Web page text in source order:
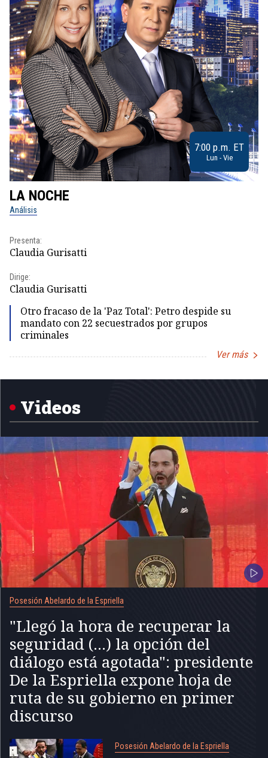
7:00 p.m. ET
Lun - Vie
LA NOCHE
Análisis
Presenta:
Claudia Gurisatti
Dirige:
Claudia Gurisatti
Otro fracaso de la 'Paz Total': Petro despide su
mandato con 22 secuestrados por grupos
criminales
Ver más
1
Videos
Posesión Abelardo de la Espriella
"Llegó la hora de recuperar la
seguridad (...) la opción del
diálogo está agotada": presidente
De la Espriella expone hoja de
ruta de su gobierno en primer
discurso
Posesión Abelardo de la Espriella